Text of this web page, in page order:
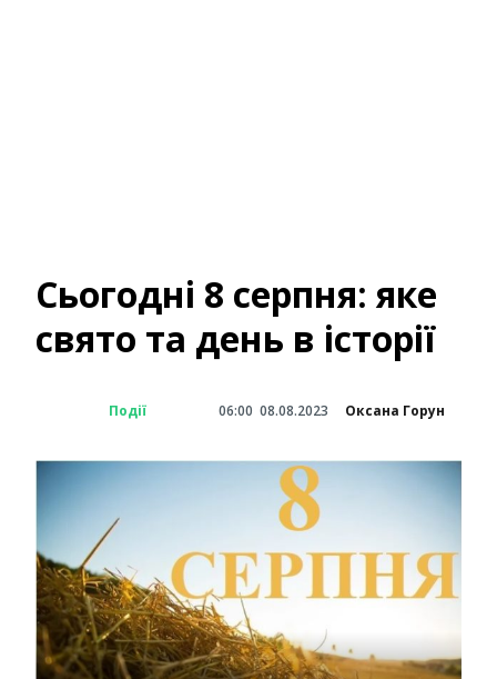
Сьогодні 8 серпня: яке
свято та день в історії
Події 06:00 08.08.2023 Оксана Горун